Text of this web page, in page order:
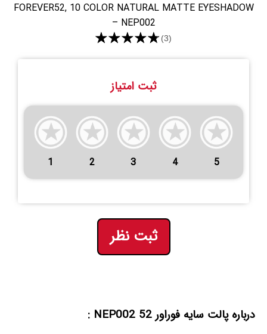
FOREVER52, 10 COLOR NATURAL MATTE EYESHADOW
– NEP002
★★★★★(3)
ثبت امتیاز
1 2 3 4 5
ثبت نظر
درباره پالت سایه فوراور 52 NEP002 :